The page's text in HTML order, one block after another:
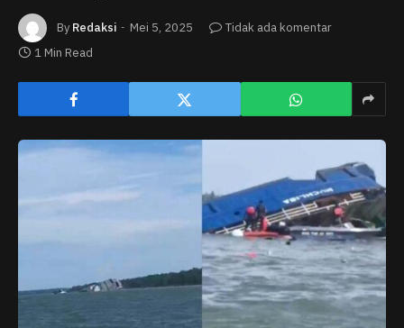
By Redaksi Mei 5, 2025
Tidak ada komentar
1 Min Read